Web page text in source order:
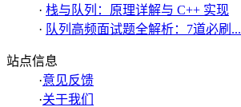
· 栈与队列：原理详解与 C++ 实现
· 队列高频面试题全解析：7道必刷...
站点信息
·意见反馈
·关于我们